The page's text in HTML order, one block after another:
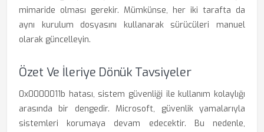
mimaride olması gerekir. Mümkünse, her iki tarafta da
aynı kurulum dosyasını kullanarak sürücüleri manuel
olarak güncelleyin.
Özet Ve İleriye Dönük Tavsiyeler
0x0000011b hatası, sistem güvenliği ile kullanım kolaylığı
arasında bir dengedir. Microsoft, güvenlik yamalarıyla
sistemleri korumaya devam edecektir. Bu nedenle,